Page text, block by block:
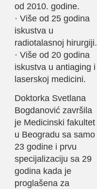
od 2010. godine.
· Više od 25 godina
iskustva u
radiotalasnoj hirurgiji.
· Više od 20 godina
iskustva u antiaging i
laserskoj medicini.
Doktorka Svetlana
Bogdanović završila
je Medicinski fakultet
u Beogradu sa samo
23 godine i prvu
specijalizaciju sa 29
godina kada je
proglašena za